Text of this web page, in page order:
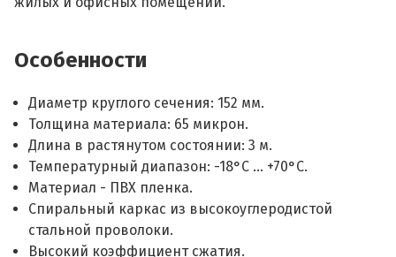
Особенности
Диаметр круглого сечения: 152 мм.
Толщина материала: 65 микрон.
Длина в растянутом состоянии: 3 м.
Температурный диапазон: -18°С ... +70°С.
Материал - ПВХ пленка.
Спиральный каркас из высокоуглеродистой
стальной проволоки.
Высокий коэффициент сжатия.